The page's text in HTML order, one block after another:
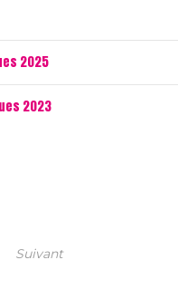
2025
2023
Suivant